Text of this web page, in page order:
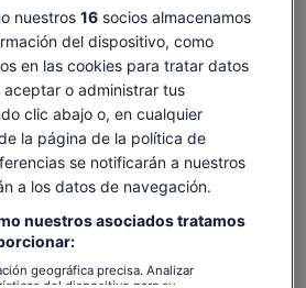
ago.
€
mié., 12 ago.
24 €
jue., 13 ago.
24 €
Ver entradas
contenido de esta página se haya
(inglés)
traducción
abre
en
nuestros 16socios almacenamos
del dispositivo, como
en las cookies para tratar datos
aceptar o administrar tus
clic abajo o, en cualquier
la página de la política de
se notificarán a nuestros
a los datos de navegación.
nuestros asociados tratamos
geográfica precisa. Analizar